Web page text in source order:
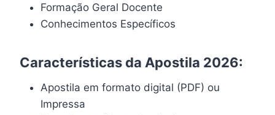
Formação Geral Docente
Conhecimentos Específicos
Características da Apostila 2026:
Apostila em formato digital (PDF) ou
Impressa